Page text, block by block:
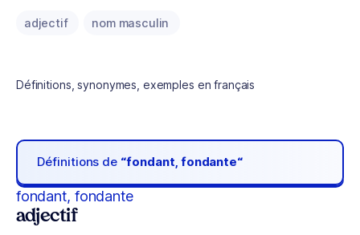
adjectif nom masculin
Définitions, synonymes, exemples en français
Définitions de “fondant, fondante“
fondant, fondante
adjectif